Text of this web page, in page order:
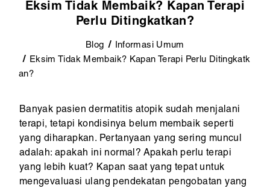
Eksim Tidak Membaik? Kapan Terapi
Perlu Ditingkatkan?
Blog
Informasi Umum
Eksim Tidak Membaik? Kapan Terapi Perlu Ditingkatk
an?
Banyak pasien dermatitis atopik sudah menjalani
terapi, tetapi kondisinya belum membaik seperti
yang diharapkan. Pertanyaan yang sering muncul
adalah: apakah ini normal? Apakah perlu terapi
yang lebih kuat? Kapan saat yang tepat untuk
mengevaluasi ulang pendekatan pengobatan yang